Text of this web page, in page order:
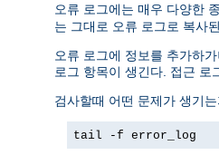
오류 로그에는 매우 다양한
는 그대로 오류 로그로 복사
오류 로그에 정보를 추가하
로그 항목이 생긴다. 접근 로
검사할때 어떤 문제가 생기
tail -f error_log